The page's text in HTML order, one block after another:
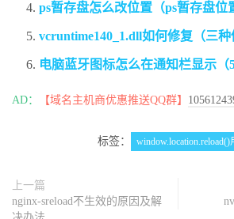
ps暂存盘怎么改位置（ps暂存盘位
vcruntime140_1.dll如何修复（三种
电脑蓝牙图标怎么在通知栏显示（5
AD： 【域名主机商优惠推送QQ群】
标签： window.location.reload()
上一篇
nginx-sreload不生效的原因及解